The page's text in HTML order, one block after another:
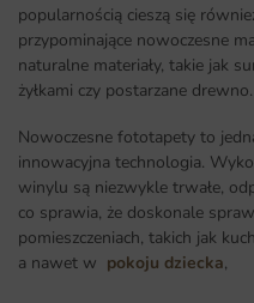
popularnością cieszą się
przypominające nowoczesne
naturalne materiały, takie jak
żyłkami czy postarzane drewno.
Nowoczesne fototapety to
innowacyjna technologia.
winylu są niezwykle trwałe,
co sprawia, że doskonale
pomieszczeniach, takich jak
a nawet w pokoju dziecka,